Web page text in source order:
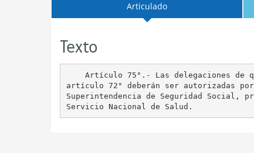
Articulado
Texto
Artículo 75°.- Las delegaciones de
artículo 72° deberán ser autorizadas
Superintendencia de Seguridad Social,